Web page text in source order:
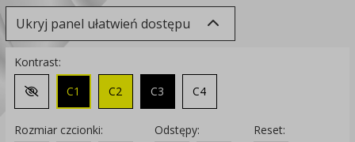
Ukryj panel ułatwień dostępu
Kontrast:
Zmień kontrast na domyślny
C1 C2 C3 C4
Rozmiar czcionki:
Odstępy: Reset: